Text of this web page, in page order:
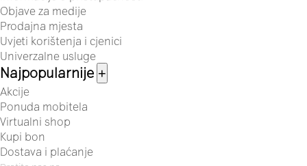
Objave za medije
Prodajna mjesta
Uvjeti korištenja i cjenici
Univerzalne usluge
Najpopularnije +
Akcije
Ponuda mobitela
Virtualni shop
Kupi bon
Dostava i plaćanje